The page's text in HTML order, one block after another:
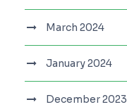
March 2024
January 2024
December 2023